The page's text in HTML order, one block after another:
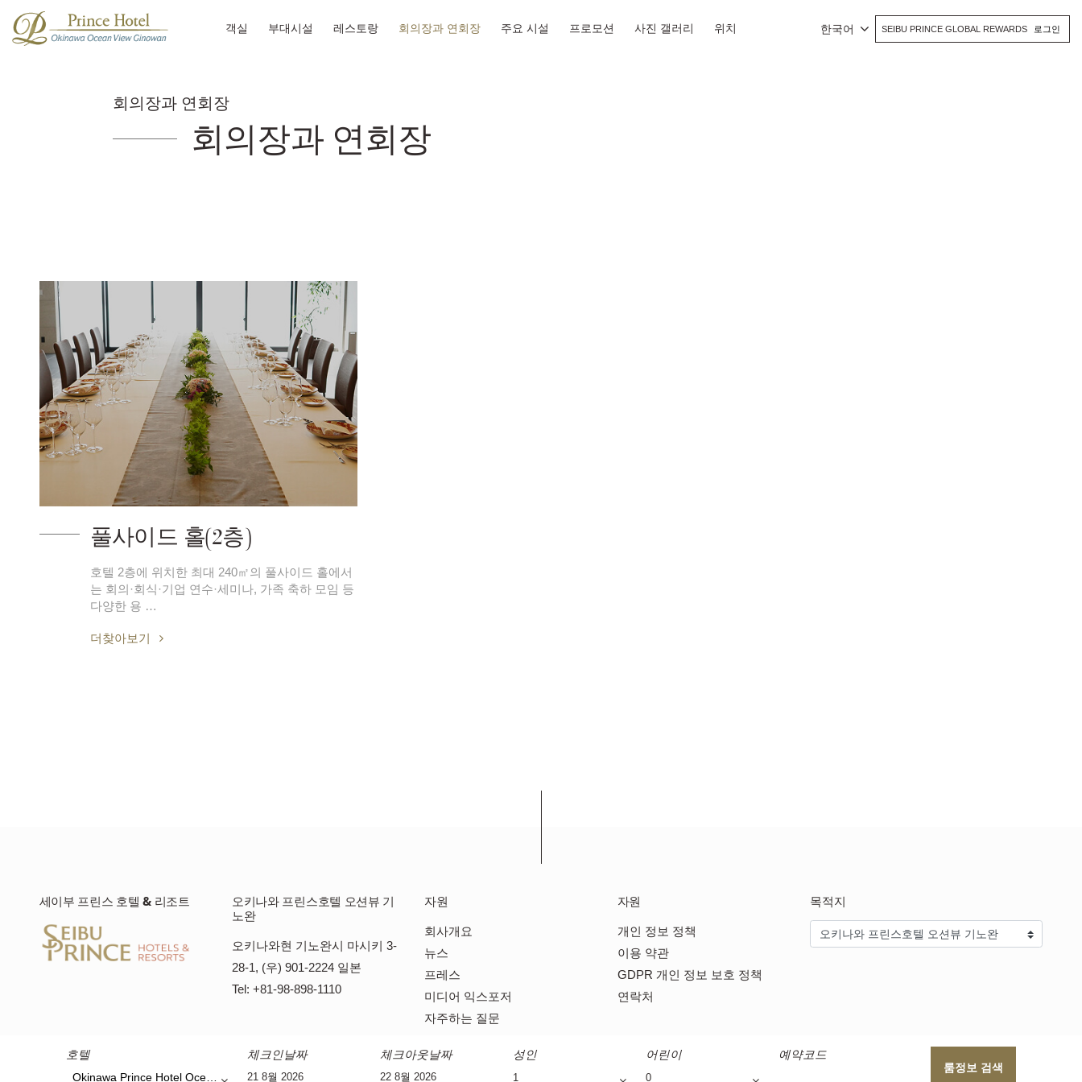
객실 부대시설 레스토랑 회의장과 연회장 주요 시설 프로모션 사진 갤러리 위치 한국어 SEIBU PRINCE GLOBAL REWARDS 로그인
호텔 체크인날짜 체크아웃날짜 성인 어린이 예약코드
룸정보 검색
회의장과 연회장
회의장과 연회장
풀사이드 홀(2층)
호텔 2층에 위치한 최대 240㎡의 풀사이드 홀에서
는 회의·회식·기업 연수·세미나, 가족 축하 모임 등
다양한 용 …
더찾아보기
세이부 프린스 호텔 & 리조트
오키나와 프린스호텔 오션뷰 기
노완
오키나와현 기노완시 마시키 3-
28-1, (우) 901-2224 일본
Tel: +81-98-898-1110
자원
회사개요
뉴스
프레스
미디어 익스포저
자주하는 질문
자원
개인 정보 정책
이용 약관
GDPR 개인 정보 보호 정책
연락처
목적지